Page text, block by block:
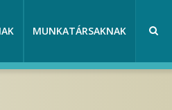
MUNKATÁRSAKNAK